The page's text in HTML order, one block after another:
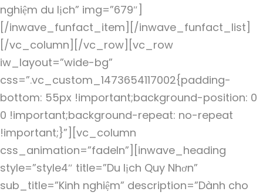
nghiệm du lịch” img=”679″]
[/inwave_funfact_item][/inwave_funfact_list]
[/vc_column][/vc_row][vc_row
iw_layout=”wide-bg”
css=”.vc_custom_1473654117002{padding-
bottom: 55px !important;background-position: 0
0 !important;background-repeat: no-repeat
!important;}”][vc_column
css_animation=”fadeIn”][inwave_heading
style=”style4″ title=”Du lịch Quy Nhơn”
sub_title=”Kinh nghiệm” description=”Dành cho